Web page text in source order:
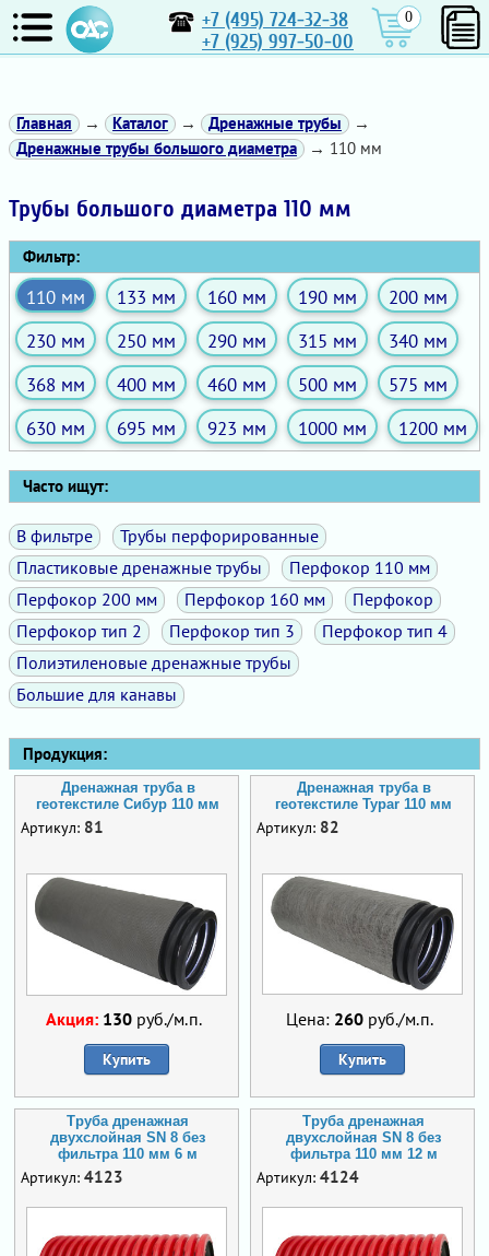
+7 (495) 724-32-38
+7 (925) 997-50-00
0
Главная → Каталог → Дренажные трубы
→
Дренажные трубы большого диаметра
→ 110 мм
Трубы большого диаметра 110 мм
Фильтр:
110 мм 133 мм 160 мм 190 мм
200 мм
230 мм
250 мм 290 мм 315 мм
340 мм
368 мм
400 мм 460 мм 500 мм
575 мм
630 мм
695 мм 923 мм 1000 мм 1200 мм
Часто ищут:
В фильтре
Трубы перфорированные
Пластиковые дренажные трубы
Перфокор 110 мм
Перфокор 200 мм
Перфокор 160 мм
Перфокор
Перфокор тип 2
Перфокор тип 3
Перфокор тип 4
Полиэтиленовые дренажные трубы
Большие для канавы
Продукция:
Дренажная труба в
геотекстиле Сибур 110 мм
Артикул: 81
Акция: 130 руб./м.п.
Купить
Дренажная труба в
геотекстиле Typar 110 мм
Артикул: 82
Цена: 260 руб./м.п.
Купить
Труба дренажная
двухслойная SN 8 без
фильтра 110 мм 6 м
Артикул: 4123
Труба дренажная
двухслойная SN 8 без
фильтра 110 мм 12 м
Артикул: 4124